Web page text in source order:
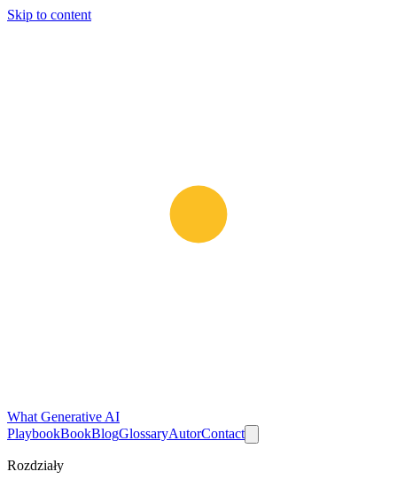
Skip to content
What Generative AI
PlaybookBookBlogGlossaryAutorContact
Rozdziały